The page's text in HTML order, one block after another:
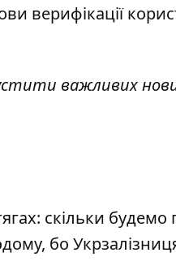
верифікації
важливих
скільки будемо
бо